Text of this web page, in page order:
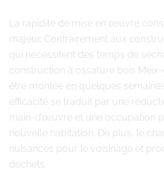
La rapidité de mise en œuvre
majeur. Contrairement aux
qui nécessitent des temps de
construction à ossature bois
être montée en quelques
efficacité se traduit par une
main-d’œuvre et une occupation
nouvelle habitation. De plus, le
nuisances pour le voisinage et
déchets.